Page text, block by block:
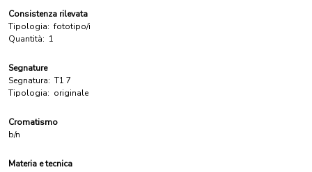
Consistenza rilevata
Tipologia: fototipo/i
Quantità: 1
Segnature
Segnatura: T1 7
Tipologia: originale
Cromatismo
b/n
Materia e tecnica